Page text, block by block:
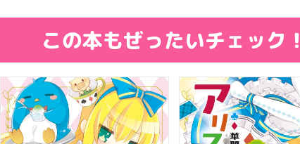
この本もぜったいチェック！